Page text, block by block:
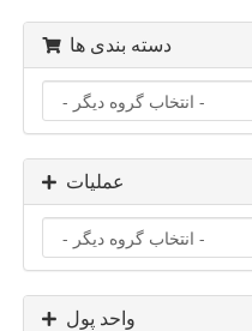
دسته بندی ها
عملیات
واحد پول